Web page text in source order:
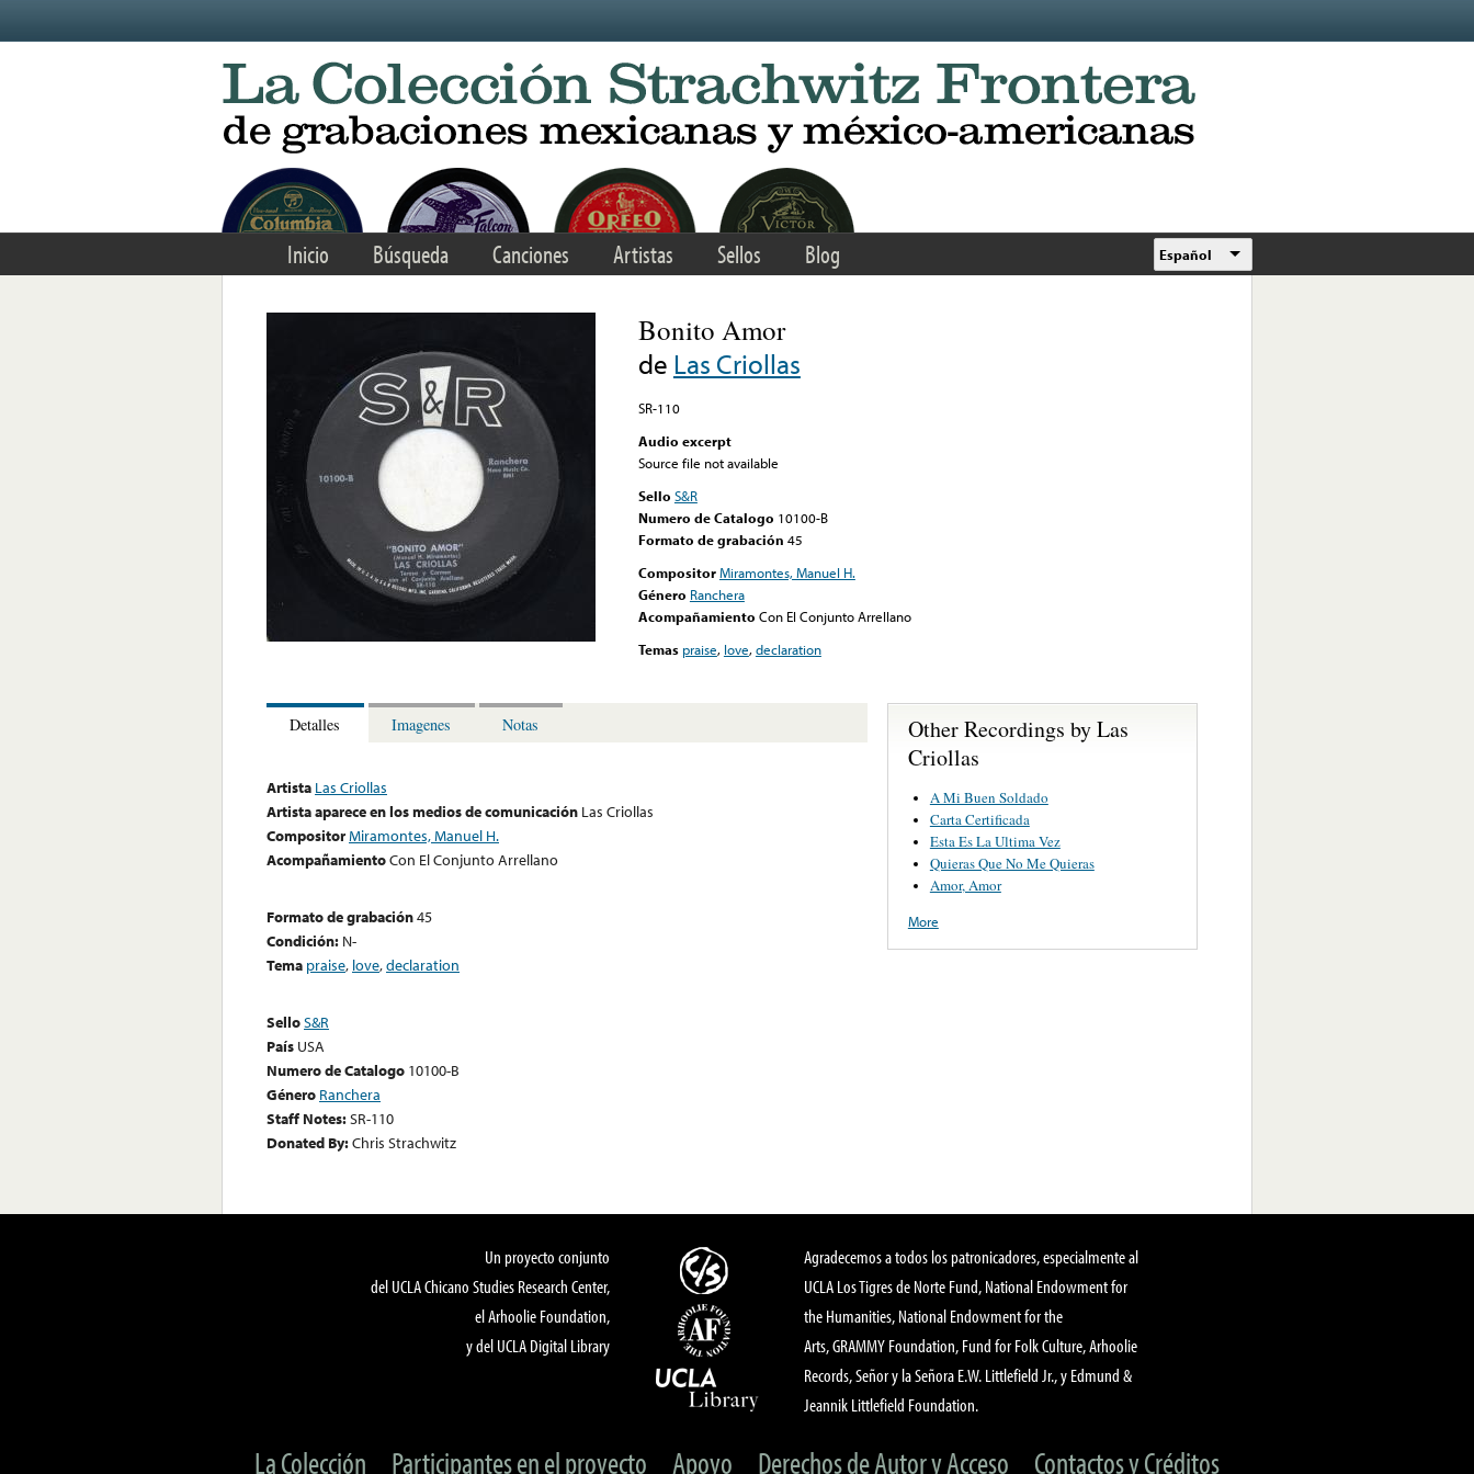
Inicio Búsqueda Canciones Artistas Sellos Blog Español
Bonito Amor
de Las Criollas
SR-110
Audio excerpt
Source file not available
Sello S&R
Numero de Catalogo 10100-B
Formato de grabación 45
CompositorMiramontes, Manuel H.
Género Ranchera
Acompañamiento Con El Conjunto Arrellano
Temas praise, love,declaration
Detalles Imagenes Notas
Artista Las Criollas
Artista aparece en los medios de comunicación Las Criollas
CompositorMiramontes, Manuel H.
AcompañamientoCon El Conjunto Arrellano
Formato de grabación45
Condición: N-
Tema praise, love,declaration
SelloS&R
País USA
Numero de Catalogo 10100-B
Género Ranchera
Staff Notes:SR-110
Donated By:Chris Strachwitz
Other Recordings by Las
Criollas
A Mi Buen Soldado
Carta Certificada
Esta Es La Ultima Vez
Quieras Que No Me Quieras
Amor, Amor
More
Un proyecto conjunto
del UCLA Chicano Studies Research Center,
el Arhoolie Foundation,
y del UCLA Digital Library
Agradecemos a todos los patronicadores, especialmente al
UCLA Los Tigres de Norte Fund, National Endowment for
the Humanities, National Endowment for the
Arts, GRAMMY Foundation, Fund for Folk Culture, Arhoolie
Records, Señor y la Señora E.W. Littlefield Jr., y Edmund &
Jeannik Littlefield Foundation.
La Colección Participantes en el proyecto Apoyo Derechos de Autor y Acceso Contactos y Créditos